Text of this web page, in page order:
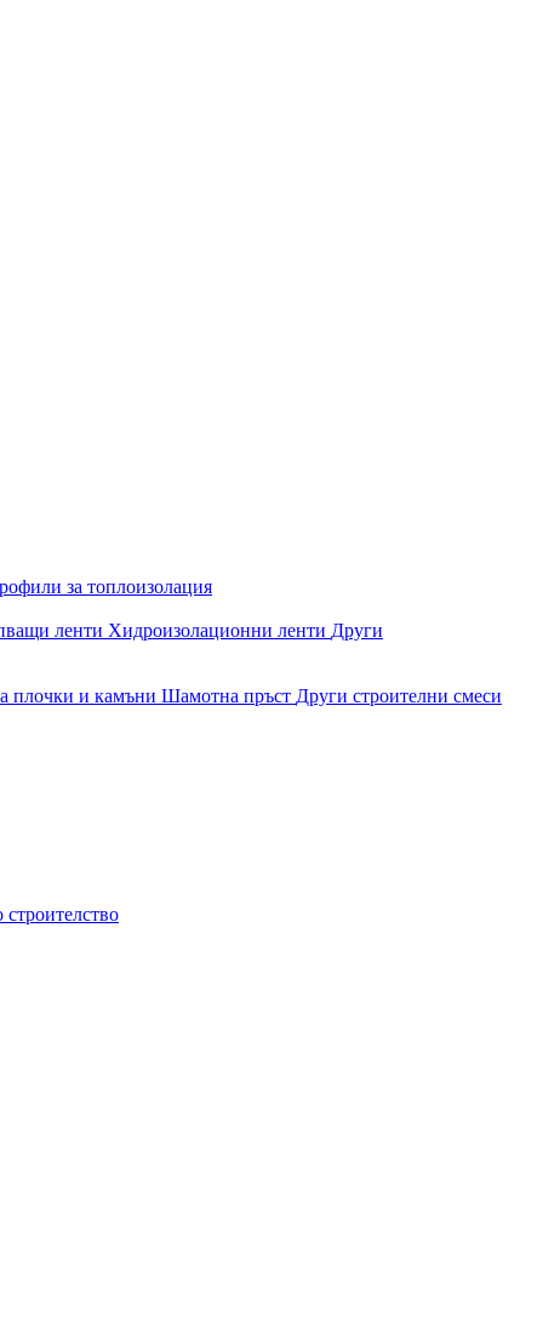
за топлоизолация
ленти Хидроизолационни ленти Други
плочки и камъни Шамотна пръст Други строителни смеси
строителство